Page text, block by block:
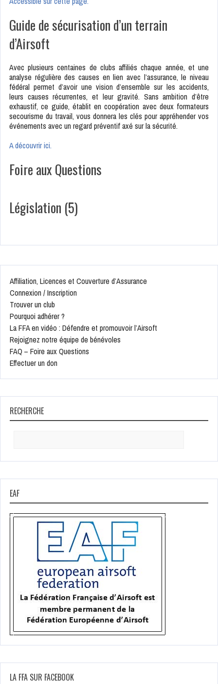
Guide de sécurisation d’un terrain
d’Airsoft
Avec plusieurs centaines de clubs affiliés chaque année, et une
analyse régulière des causes en lien avec l’assurance, le niveau
fédéral permet d’avoir une vision d’ensemble sur les accidents,
leurs causes récurrentes, et leur gravité. Sans ambition d’être
exhaustif, ce guide, établit en coopération avec deux formateurs
secourisme du travail, vous donnera les clés pour appréhender vos
événements avec un regard préventif axé sur la sécurité.
A découvrir ici.
Foire aux Questions
Législation (5)
Affiliation, Licences et Couverture d’Assurance
Connexion / Inscription
Trouver un club
Pourquoi adhérer ?
La FFA en vidéo : Défendre et promouvoir l’Airsoft
Rejoignez notre équipe de bénévoles
FAQ – Foire aux Questions
Effectuer un don
RECHERCHE
EAF
LA FFA SUR FACEBOOK